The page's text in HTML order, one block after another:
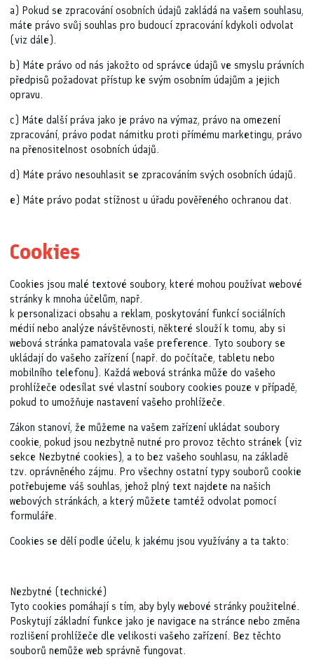
a) Pokud se zpracování osobních údajů zakládá na vašem souhlasu,
máte právo svůj souhlas pro budoucí zpracování kdykoli odvolat
(viz dále).
b) Máte právo od nás jakožto od správce údajů ve smyslu právních
předpisů požadovat přístup ke svým osobním údajům a jejich
opravu.
c) Máte další práva jako je právo na výmaz, právo na omezení
zpracování, právo podat námitku proti přímému marketingu, právo
na přenositelnost osobních údajů.
d) Máte právo nesouhlasit se zpracováním svých osobních údajů.
e) Máte právo podat stížnost u úřadu pověřeného ochranou dat.
Cookies
Cookies jsou malé textové soubory, které mohou používat webové
stránky k mnoha účelům, např.
k personalizaci obsahu a reklam, poskytování funkcí sociálních
médií nebo analýze návštěvnosti, některé slouží k tomu, aby si
webová stránka pamatovala vaše preference. Tyto soubory se
ukládají do vašeho zařízení (např. do počítače, tabletu nebo
mobilního telefonu). Každá webová stránka může do vašeho
prohlížeče odesílat své vlastní soubory cookies pouze v případě,
pokud to umožňuje nastavení vašeho prohlížeče.
Zákon stanoví, že můžeme na vašem zařízení ukládat soubory
cookie, pokud jsou nezbytně nutné pro provoz těchto stránek (viz
sekce Nezbytné cookies), a to bez vašeho souhlasu, na základě
tzv. oprávněného zájmu. Pro všechny ostatní typy souborů cookie
potřebujeme váš souhlas, jehož plný text najdete na našich
webových stránkách, a který můžete tamtéž odvolat pomocí
formuláře.
Cookies se dělí podle účelu, k jakému jsou využívány a ta takto:
Nezbytné (technické)
Tyto cookies pomáhají s tím, aby byly webové stránky použitelné.
Poskytují základní funkce jako je navigace na stránce nebo změna
rozlišení prohlížeče dle velikosti vašeho zařízení. Bez těchto
souborů nemůže web správně fungovat.